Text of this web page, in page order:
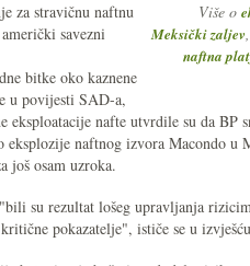
Više o
Meksički zaljev,
naftna
za stravičnu naftnu
savezni
bitke oko kaznene
u povijesti SAD-a,
eksploatacije nafte utvrdile su da BP
naftnog izvora Macondo u
još osam uzroka.
su rezultat lošeg upravljanja
pokazatelje", ističe se u